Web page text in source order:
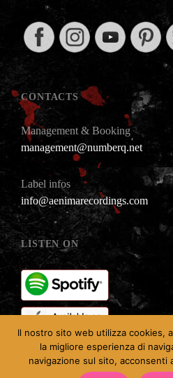
CONTACTS
Management & Booking
management@numberq.net
Label infos
info@aenimarecordings.com
LISTEN ON
Il nostro sito web utilizza cookies,
la migliore esperienza di
navigazione sul sito, acconsenti